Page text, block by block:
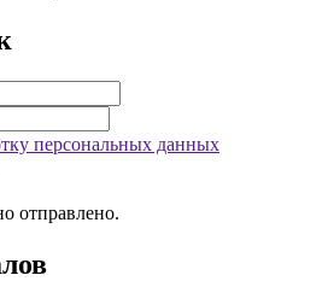
персональных данных
отправлено.